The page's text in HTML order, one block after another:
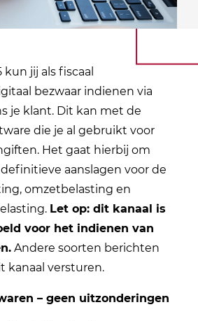
kun jij als fiscaal
bezwaar indienen via
je klant. Dit kan met de
die je al gebruikt voor
Het gaat hierbij om
aanslagen voor de
omzetbelasting en
Let op: dit kanaal is
voor het indienen van
Andere soorten berichten
kanaal versturen.
– geen uitzonderingen